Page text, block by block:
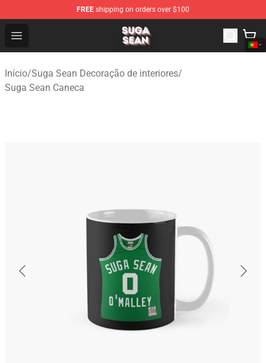
FREE shipping on orders over $100
Open menu
Suga Sean Shop - Official Suga Sean Merchandise Store
Início/Suga Sean Decoração de interiores/
Suga Sean Caneca